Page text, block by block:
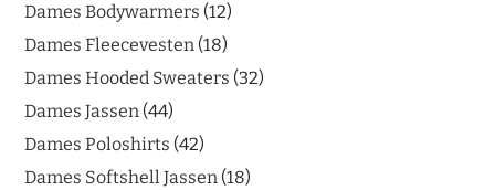
Dames Bodywarmers 12
Dames Fleecevesten 18
Dames Hooded Sweaters 32
Dames Jassen 44
Dames Poloshirts 42
Dames Softshell Jassen 18